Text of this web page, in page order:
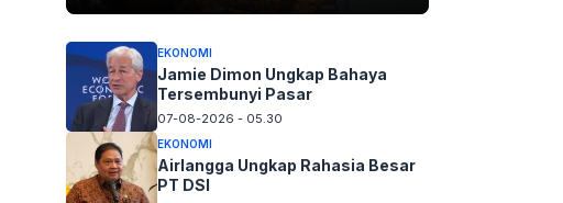
EKONOMI
Jamie Dimon Ungkap Bahaya
Tersembunyi Pasar
07-08-2026 - 05.30
EKONOMI
Airlangga Ungkap Rahasia Besar
PT DSI